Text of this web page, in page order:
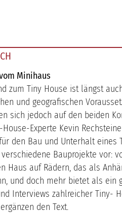
Minihaus
zum Tiny House ist längst
und geografischen
sich jedoch auf den beiden
Experte Kevin
den Bau und Unterhalt eines
Bauprojekte vor:
Haus auf Rädern, das als
und doch mehr bietet als ein
Interviews zahlreicher Tiny-
den Text.